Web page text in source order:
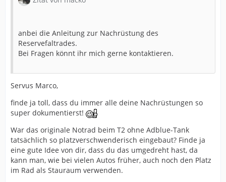
anbei die Anleitung zur Nachrüstung des
Reservefaltrades.
Bei Fragen könnt ihr mich gerne kontaktieren.
Servus Marco,
finde ja toll, dass du immer alle deine Nachrüstungen so
super dokumentierst!
War das originale Notrad beim T2 ohne Adblue-Tank
tatsächlich so platzverschwenderisch eingebaut? Finde ja
eine gute Idee von dir, dass du das umgedreht hast, da
kann man, wie bei vielen Autos früher, auch noch den Platz
im Rad als Stauraum verwenden.